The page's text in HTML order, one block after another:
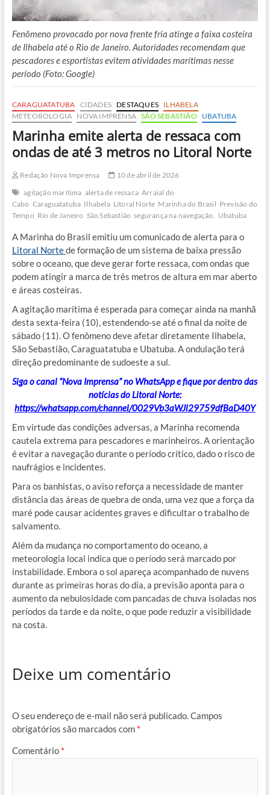
Fenômeno provocado por nova frente fria atinge a faixa costeira
de Ilhabela até o Rio de Janeiro. Autoridades recomendam que
pescadores e esportistas evitem atividades marítimas nesse
período (Foto: Google)
CARAGUATATUBA CIDADES DESTAQUES
ILHABELA
METEOROLOGIA NOVA IMPRENSA SÃO SEBASTIÃO UBATUBA
Marinha emite alerta de ressaca com
ondas de até 3 metros no Litoral Norte
Redação Nova Imprensa
10 de abril de 2026
agitação marítima alerta de ressaca Arraial do
Cabo Caraguatatuba Ilhabela Litoral Norte Marinha do Brasil Previsão do
Tempo Rio de Janeiro São Sebastião segurança na navegação. Ubatuba
A Marinha do Brasil emitiu um comunicado de alerta para o
Litoral Nortede formação de um sistema de baixa pressão
sobre o oceano, que deve gerar forte ressaca, com ondas que
podem atingir a marca de três metros de altura em mar aberto
e áreas costeiras.
A agitação marítima é esperada para começar ainda na manhã
desta sexta-feira (10), estendendo-se até o final da noite de
sábado (11). O fenômeno deve afetar diretamente Ilhabela,
São Sebastião, Caraguatatuba e Ubatuba. A ondulação terá
direção predominante de sudoeste a sul.
Siga o canal “Nova Imprensa” no WhatsApp e fique por dentro das
notícias do Litoral Norte:
https://whatsapp.com/channel/0029Vb3aWJl29759dfBaD40Y
Em virtude das condições adversas, a Marinha recomenda
cautela extrema para pescadores e marinheiros. A orientação
é evitar a navegação durante o período crítico, dado o risco de
naufrágios e incidentes.
Para os banhistas, o aviso reforça a necessidade de manter
distância das áreas de quebra de onda, uma vez que a força da
maré pode causar acidentes graves e dificultar o trabalho de
salvamento.
Além da mudança no comportamento do oceano, a
meteorologia local indica que o período será marcado por
instabilidade. Embora o sol apareça acompanhado de nuvens
durante as primeiras horas do dia, a previsão aponta para o
aumento da nebulosidade com pancadas de chuva isoladas nos
períodos da tarde e da noite, o que pode reduzir a visibilidade
na costa.
Deixe um comentário
O seu endereço de e-mail não será publicado.Campos
obrigatórios são marcados com *
Comentário *